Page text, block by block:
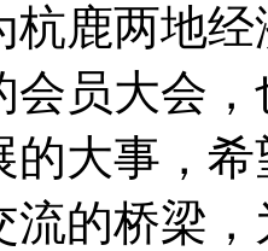
杭鹿两地
会员大会
的大事，
流的桥梁